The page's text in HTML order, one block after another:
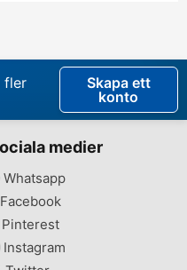
fler
Skapa ett
konto
medier
Whatsapp
Facebook
Pinterest
Instagram